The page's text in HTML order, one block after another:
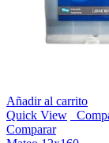
Añadir al carrito
Quick View
Comparar